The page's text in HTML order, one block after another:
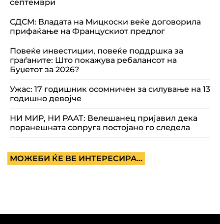
септември
СДСМ: Владата на Мицкоски веќе договорила
прифаќање на Францускиот предлог
Повеќе инвестиции, повеќе поддршка за
граѓаните: Што покажува ребалансот на
Буџетот за 2026?
Ужас: 17 годишник осомничен за силување на 13
годишно девојче
НИ МИР, НИ РААТ: Велешанец пријавил дека
поранешната сопруга постојано го следела
МОЖЕБИ ЌЕ ВЕ ИНТЕРЕСИРА...